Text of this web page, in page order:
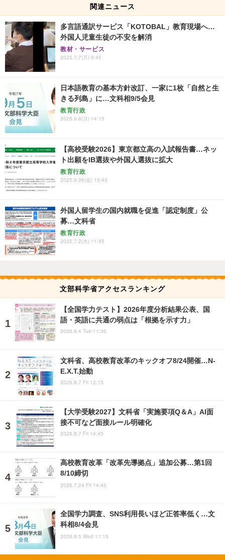
関連ニュース
多言語通訳サービス「KOTOBAL」教育現場へ…
外国人児童生徒の不安を解消
教材・サービス
2025.7.7(月) 9:45
日本語教育の基本方針改訂、一家に1枚「自然と生
きる列島」に…文科相9/5会見
教育行政
2025.9.8(月) 14:15
【高校受験2026】東京都立高の入試報告書…ネッ
ト出願をIB選抜や外国人選抜に拡大
教育行政
2025.9.26(金) 15:45
外国人留学生の国内就職を促進「認定制度」公
募…文科省
教育行政
2025.7.2(水) 11:45
文部科学省アクセスランキング
【全国学力テスト】2026年度分析結果公表、国
語・英語に共通の弱点は「根拠を示す力」
2026.8.4 Tue 11:36
文科省、高校教育改革のキックオフ8/24開催…N-
E.X.T.始動
2026.8.7 Fri 12:15
【大学受験2027】文科省「実施要項Q＆A」AI面
接不可など面接ルール明確化
2026.8.7 Fri 14:45
高校教育改革「改革先導拠点」追加公募…第1回
8/10締切
2026.7.24 Fri 14:45
全国学力調査、SNS利用長いほど正答率低く…文
科相8/4会見
2026.8.5 Wed 11:15